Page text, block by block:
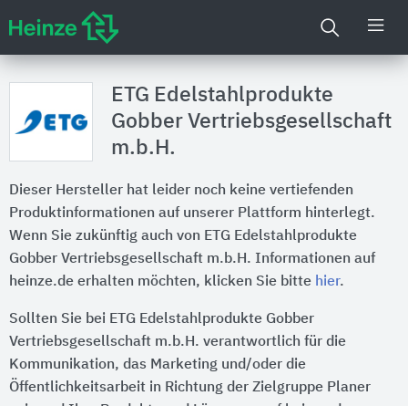
ETG Edelstahlprodukte
Gobber Vertriebsgesellschaft
m.b.H.
Dieser Hersteller hat leider noch keine vertiefenden
Produktinformationen auf unserer Plattform hinterlegt.
Wenn Sie zukünftig auch von ETG Edelstahlprodukte
Gobber Vertriebsgesellschaft m.b.H. Informationen auf
heinze.de erhalten möchten, klicken Sie bitte hier.
Sollten Sie bei ETG Edelstahlprodukte Gobber
Vertriebsgesellschaft m.b.H. verantwortlich für die
Kommunikation, das Marketing und/oder die
Öffentlichkeitsarbeit in Richtung der Zielgruppe Planer